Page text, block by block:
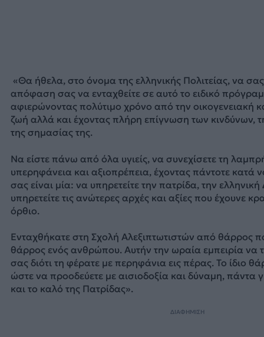
«Θα ήθελα, στο όνομα της ελληνικής Πολιτείας, να
απόφαση σας να ενταχθείτε σε αυτό το ειδικό
αφιερώνοντας πολύτιμο χρόνο από την οικογενειακή
ζωή αλλά και έχοντας πλήρη επίγνωση των κινδύνων,
της σημασίας της.
Να είστε πάνω από όλα υγιείς, να συνεχίσετε τη
υπερηφάνεια και αξιοπρέπεια, έχοντας πάντοτε κατά
σας είναι μία: να υπηρετείτε την πατρίδα, την
υπηρετείτε τις ανώτερες αρχές και αξίες που έχουνε
όρθιο.
Ενταχθήκατε στη Σχολή Αλεξιπτωτιστών από θάρρος
θάρρος ενός ανθρώπου. Αυτήν την ωραία εμπειρία να
σας διότι τη φέρατε με περηφάνια εις πέρας. Το ίδιο
ώστε να προοδεύετε με αισιοδοξία και δύναμη, πάντα
και το καλό της Πατρίδας».
ΔΙΑΦΗΜΙΣΗ